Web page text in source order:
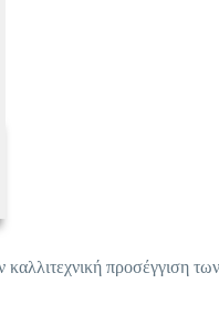
προσέγγιση